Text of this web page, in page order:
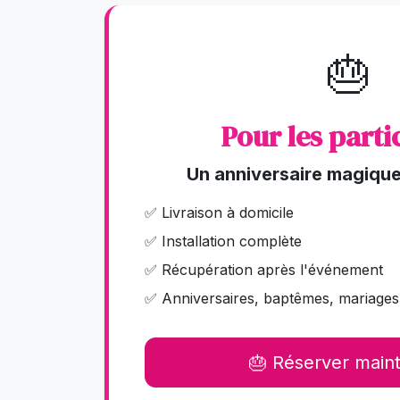
🎂
Pour les
Un anniversaire
✅ Livraison à domicile
✅ Installation complète
✅ Récupération après l'événement
✅ Anniversaires, baptêmes,
🎂 Réserver